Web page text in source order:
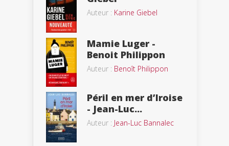
Auteur : Karine Giebel
Mamie Luger -
Benoit Philippon
Auteur : Benoît Philippon
Péril en mer d’Iroise
- Jean-Luc...
Auteur : Jean-Luc Bannalec